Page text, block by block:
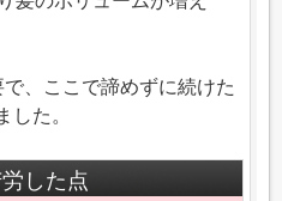
、ここで諦めずに続けた
した。
した点